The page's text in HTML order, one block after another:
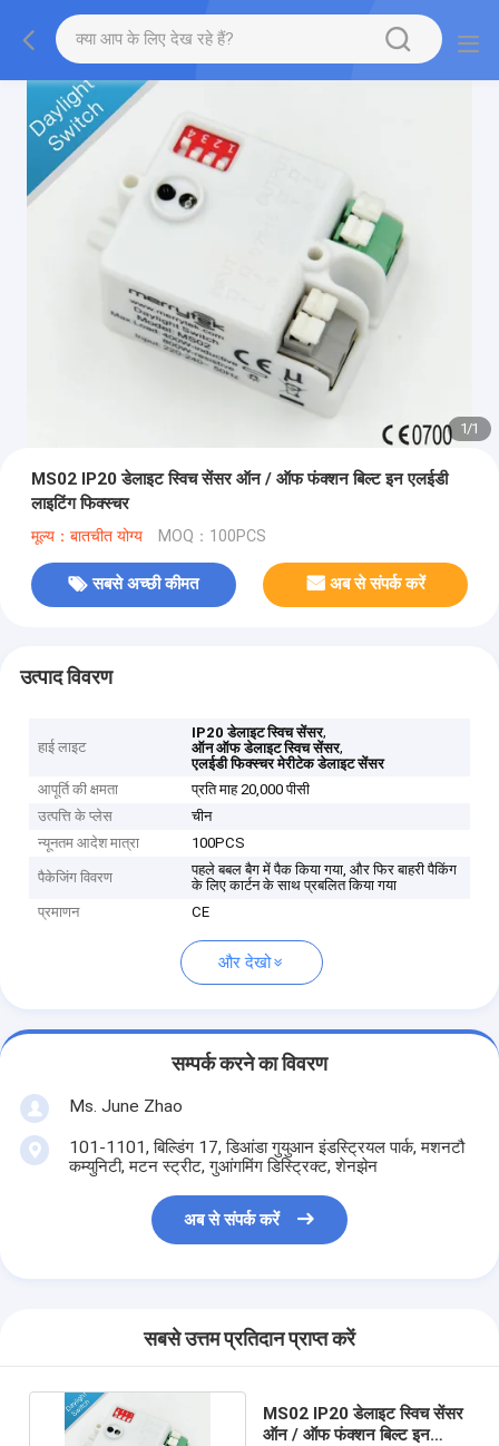
1/1
MS02 IP20 डेलाइट स्विच सेंसर ऑन / ऑफ फंक्शन बिल्ट इन एलईडी
लाइटिंग फिक्स्चर
मूल्य：बातचीत योग्य MOQ：100PCS
सबसे अच्छी कीमत अब से संपर्क करें
उत्पाद विवरण
हाई लाइट
IP20 डेलाइट स्विच सेंसर,
ऑन ऑफ डेलाइट स्विच सेंसर,
एलईडी फिक्स्चर मेरीटेक डेलाइट सेंसर
आपूर्ति की क्षमता
प्रति माह 20,000 पीसी
उत्पत्ति के प्लेस
चीन
न्यूनतम आदेश मात्रा
100PCS
पैकेजिंग विवरण
पहले बबल बैग में पैक किया गया, और फिर बाहरी पैकिंग
के लिए कार्टन के साथ प्रबलित किया गया
प्रमाणन
CE
और देखो
सम्पर्क करने का विवरण
Ms. June Zhao
101-1101, बिल्डिंग 17, डिआंडा गुयुआन इंडस्ट्रियल पार्क, मशनटौ
कम्युनिटी, मटन स्ट्रीट, गुआंगमिंग डिस्ट्रिक्ट, शेनझेन
अब से संपर्क करें
सबसे उत्तम प्रतिदान प्राप्त करें
MS02 IP20 डेलाइट स्विच सेंसर
ऑन / ऑफ फंक्शन बिल्ट इन